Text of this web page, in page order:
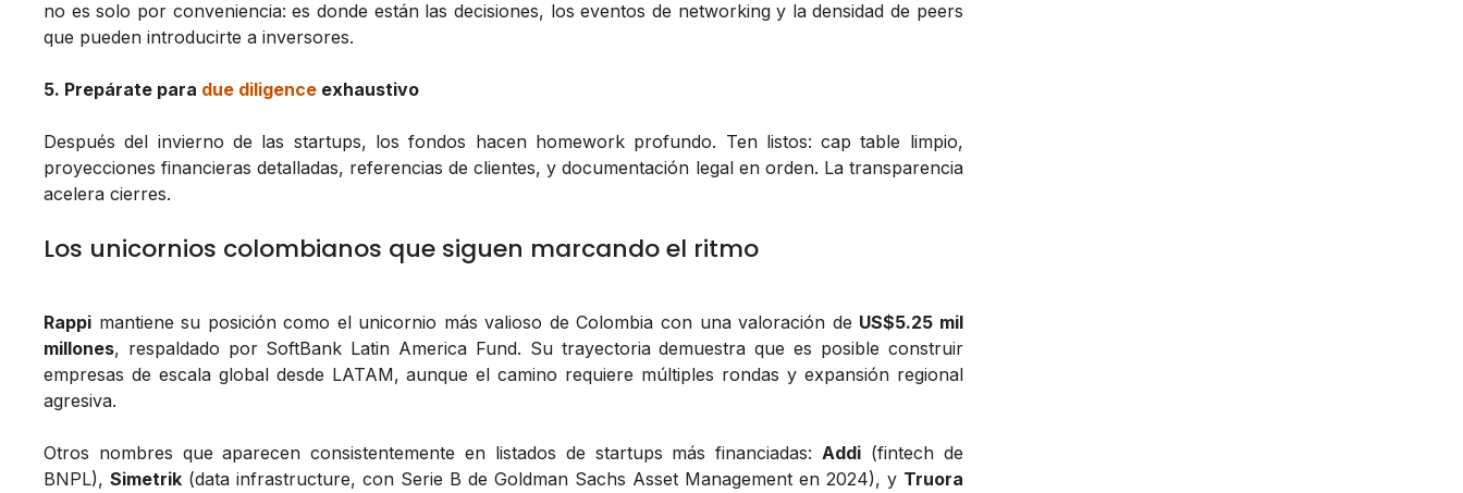
no es solo por conveniencia: es donde están las decisiones, los eventos de networking y la densidad de peers
que pueden introducirte a inversores.
5. Prepárate para due diligence exhaustivo
Después del invierno de las startups, los fondos hacen homework profundo. Ten listos: cap table limpio,
proyecciones financieras detalladas, referencias de clientes, y documentación legal en orden. La transparencia
acelera cierres.
Los unicornios colombianos que siguen marcando el ritmo
Rappi mantiene su posición como el unicornio más valioso de Colombia con una valoración de US$5.25 mil
millones, respaldado por SoftBank Latin America Fund. Su trayectoria demuestra que es posible construir
empresas de escala global desde LATAM, aunque el camino requiere múltiples rondas y expansión regional
agresiva.
Otros nombres que aparecen consistentemente en listados de startups más financiadas:Addi (fintech de
BNPL), Simetrik (data infrastructure, con Serie B de Goldman Sachs Asset Management en 2024), y Truora